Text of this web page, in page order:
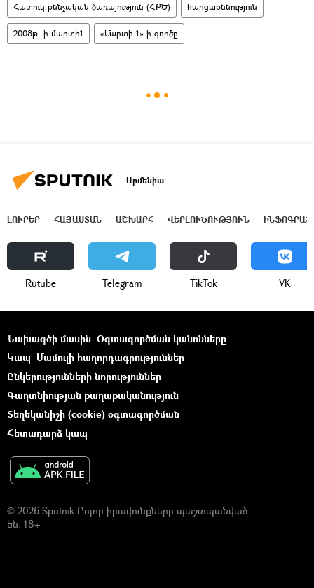
Հատուկ քննչական ծառայություն (ՀՔԾ) հարցաքննություն
2008թ.-ի մարտի1 «Մարտի 1»-ի գործը
Արմենիա
ԼՈՒՐԵՐ ՀԱՅԱՍՏԱՆ ԱՇԽԱՐՀ ՎԵՐԼՈՒԾՈՒԹՅՈՒՆ
Rutube Telegram ТikТоk VK
Նախագծի մասին Օգտագործման կանոնները
Կապ Մամուլի հաղորդագրություններ
Ընկերությունների նորություններ
Գաղտնիության քաղաքականություն
Տեղեկանիշի (cookie) օգտագործման
Հետադարձ կապ
© 2026 Sputnik Բոլոր իրավունքները պաշտպանված
են. 18+